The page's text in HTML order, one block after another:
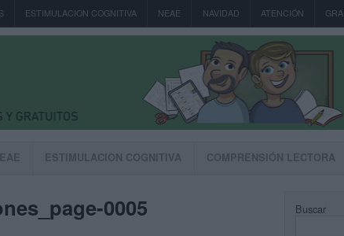
ESTIMULACION COGNITIVA NEAE NAVIDAD ATENCIÓN
ESTIMULACION COGNITIVA COMPRENSIÓN LECTORA
0005 Buscar